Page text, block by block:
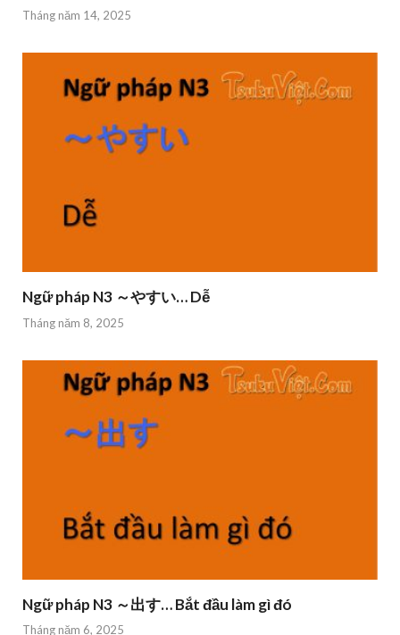
Tháng năm 14, 2025
Ngữ pháp N3 ～やすい… Dễ
Tháng năm 8, 2025
Ngữ pháp N3 ～出す… Bắt đầu làm gì đó
Tháng năm 6, 2025